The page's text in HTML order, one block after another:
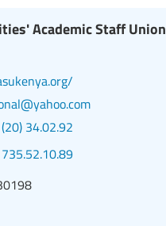
Academic Staff Union
34.02.92